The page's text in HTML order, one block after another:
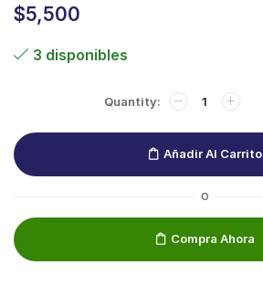
$5,500
3 disponibles
Añadir Al Carrito
O
Compra Ahora